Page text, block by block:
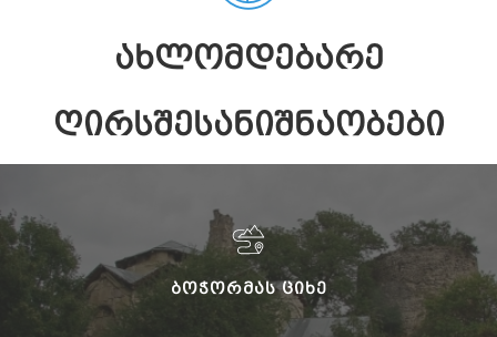
ᲐᲮᲚᲝᲛᲓᲔᲑᲐᲠᲔ
ᲦᲘᲠᲡᲨᲔᲡᲐᲜᲘᲨᲜᲐᲝᲑᲔᲑᲘ
ᲑᲝᲭᲝᲠᲛᲐᲡ ᲪᲘᲮᲔ